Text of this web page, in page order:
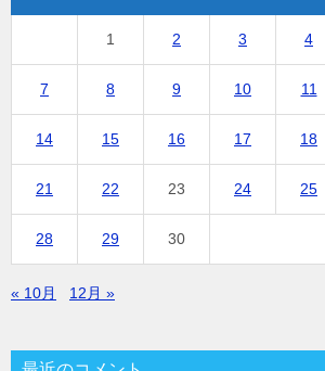
1 2 3 4
7 8 9 10 11
14 15 16 17 18
21 22 23 24 25
28 29 30
« 10月 12月 »